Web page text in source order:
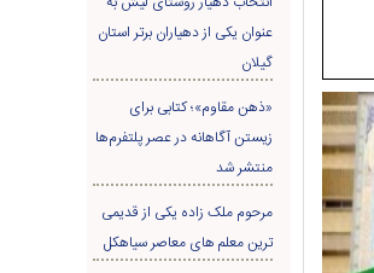
عنوان یکی از دهیاران برتر استان
گیلان
«ذهن مقاوم»؛ کتابی برای
زیستن آگاهانه در عصر پلتفرم‌ها
منتشر شد
مرحوم ملک زاده یکی از قدیمی
ترین معلم های معاصر سیاهکل